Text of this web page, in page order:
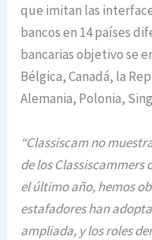
que imitan las
bancos en 14 países
bancarias objetivo se
Bélgica, Canadá, la
Alemania, Polonia,
“Classiscam no
de los
el último año, hemos
estafadores han
ampliada, y los roles